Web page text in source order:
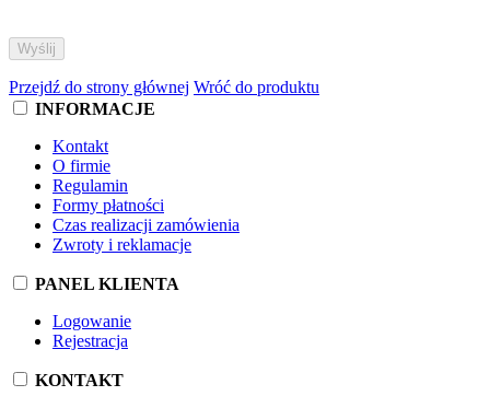
Przejdź do strony głównej Wróć do produktu
INFORMACJE
Kontakt
O firmie
Regulamin
Formy płatności
Czas realizacji zamówienia
Zwroty i reklamacje
PANEL KLIENTA
Logowanie
Rejestracja
KONTAKT